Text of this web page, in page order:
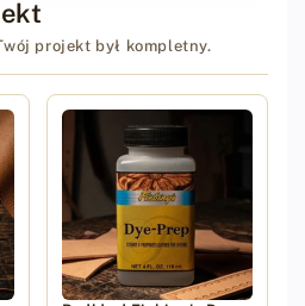
projekt był kompletny.